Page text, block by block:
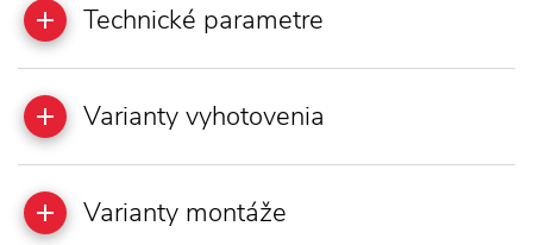
Technické parametre
Varianty vyhotovenia
Varianty montáže